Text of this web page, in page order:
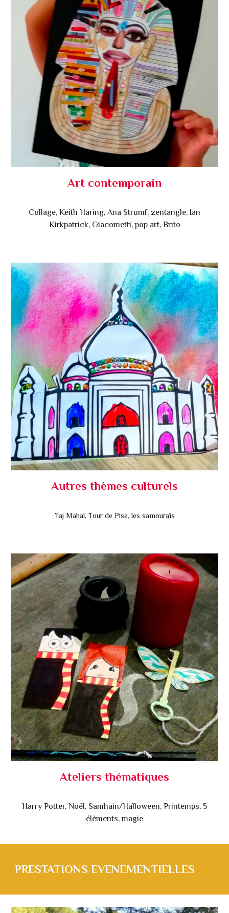
Art contemporain
Collage, Keith Haring, Ana Strumf, zentangle, Ian
Kirkpatrick, Giacometti, pop art, Brito
Autres thèmes culturels
Taj Mahal, Tour de Pise, les samouraïs
Ateliers thématiques
Harry Potter, Noël, Samhain/Halloween, Printemps, 5
éléments, magie
PRESTATIONS EVENEMENTIELLES